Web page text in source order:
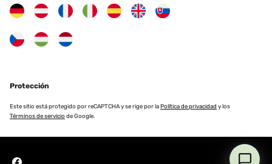
Protección
Este sitio está protegido por reCAPTCHA y se rige por laPolítica de privacidad y los
Términos de servicio de Google.